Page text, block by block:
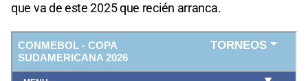
que va de este 2025 que recién arranca.